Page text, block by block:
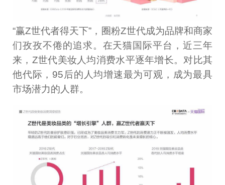
“赢Z世代者得天下”，圈粉Z世代成为品牌和商家
们孜孜不倦的追求。在天猫国际平台，近三年
来，Z世代美妆人均消费水平逐年增长。对比其
他代际，95后的人均增速最为可观，成为最具
市场潜力的人群。